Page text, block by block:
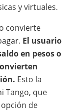
y virtuales.
convierte
El usuario
en pesos o
Esto la
Tango, que
de